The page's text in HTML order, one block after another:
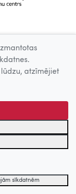
lūdzu, atzīmējiet
sīkdatnēm